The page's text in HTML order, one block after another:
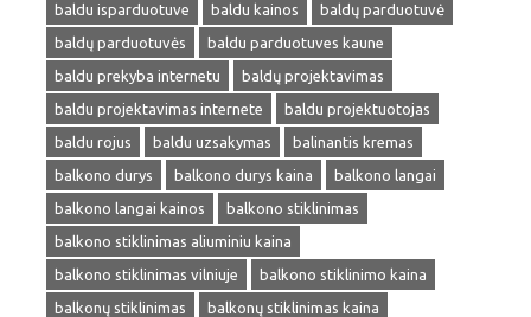
baldu isparduotuve
baldu kainos
baldų parduotuvė
baldų parduotuvės
baldu parduotuves kaune
baldu prekyba internetu
baldų projektavimas
baldu projektavimas internete
baldu projektuotojas
baldu rojus
baldu uzsakymas
balinantis kremas
balkono durys
balkono durys kaina
balkono langai
balkono langai kainos
balkono stiklinimas
balkono stiklinimas aliuminiu kaina
balkono stiklinimas vilniuje
balkono stiklinimo kaina
balkonų stiklinimas
balkonų stiklinimas kaina